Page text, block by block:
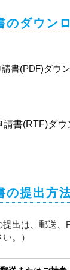
のダウン
請書(PDF)ダウ
請書(RTF)ダ
の提出方
提出は、郵送、
。）